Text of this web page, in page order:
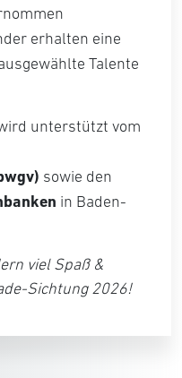
erhalten eine
Talente
unterstützt vom
sowie den
in Baden-
viel Spaß &
Sichtung 2026!